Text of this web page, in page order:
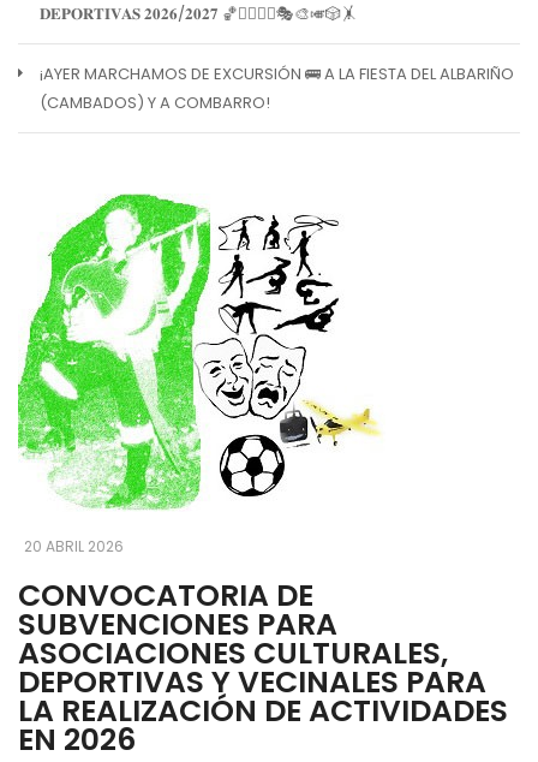
𝐃𝐄𝐏𝐎𝐑𝐓𝐈𝐕𝐀𝐒 𝟐𝟎𝟐𝟔/𝟐𝟎𝟐𝟕 🏀🏊‍♀️🧘‍♀️🎭🎨🎺🎲🤸
¡AYER MARCHAMOS DE EXCURSIÓN 🚌 A LA FIESTA DEL ALBARIÑO
(CAMBADOS) Y A COMBARRO!
20 ABRIL 2026
CONVOCATORIA DE
SUBVENCIONES PARA
ASOCIACIONES CULTURALES,
DEPORTIVAS Y VECINALES PARA
LA REALIZACIÓN DE ACTIVIDADES
EN 2026